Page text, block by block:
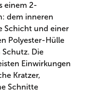
einem 2-
dem inneren
Schicht und einer
Polyester-Hülle
Die
Einwirkungen
Kratzer,
Schnitte